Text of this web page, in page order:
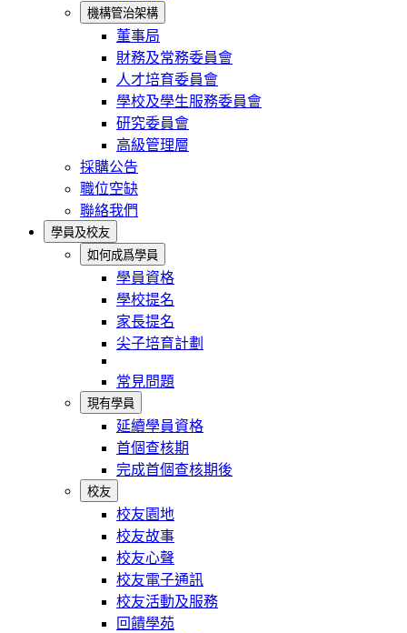
機構管治架構
董事局
財務及常務委員會
人才培育委員會
學校及學生服務委員會
研究委員會
高級管理層
採購公告
職位空缺
聯絡我們
學員及校友
如何成爲學員
學員資格
學校提名
家長提名
尖子培育計劃
常見問題
現有學員
延續學員資格
首個查核期
完成首個查核期後
校友
校友園地
校友故事
校友心聲
校友電子通訊
校友活動及服務
回饋學苑